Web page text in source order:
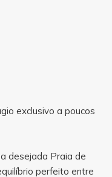
exclusivo a poucos
desejada Praia de
perfeito entre